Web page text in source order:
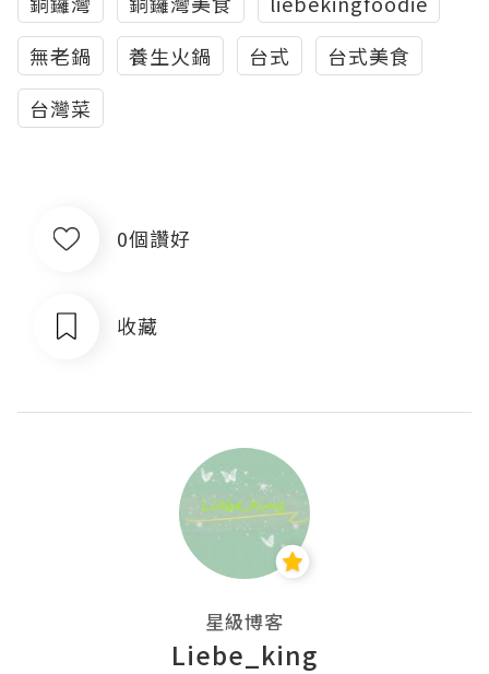
無老鍋
養生火鍋 台式
台式美食
台灣菜
0個讚好
收藏
星級博客
Liebe_king